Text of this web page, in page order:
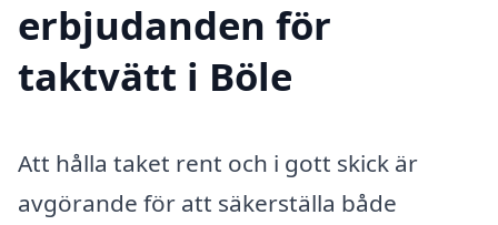
erbjudanden för
taktvätt i Böle
Att hålla taket rent och i gott skick är
avgörande för att säkerställa både